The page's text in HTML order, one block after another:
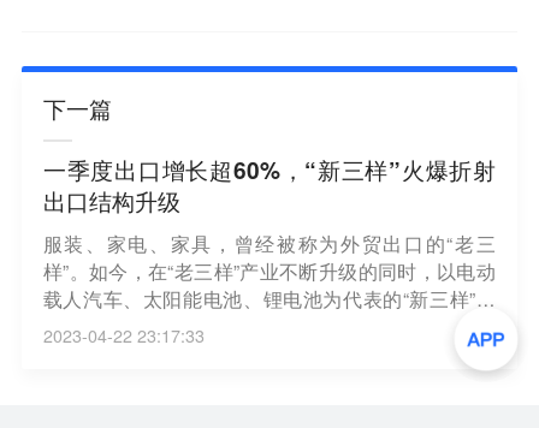
下一篇
一季度出口增长超60%，“新三样”火爆折射
出口结构升级
服装、家电、家具，曾经被称为外贸出口的“老三
样”。如今，在“老三样”产业不断升级的同时，以电动
载人汽车、太阳能电池、锂电池为代表的“新三样”一
季度出口增长60%以上，正在推动我国外贸结构持续
2023-04-22 23:17:33